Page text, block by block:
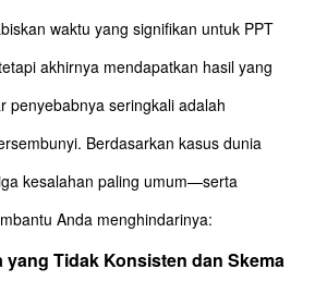
waktu yang signifikan untuk PPT
akhirnya mendapatkan hasil yang
penyebabnya seringkali adalah
Berdasarkan kasus dunia
kesalahan paling umum—serta
Anda menghindarinya:
yang Tidak Konsisten dan Skema